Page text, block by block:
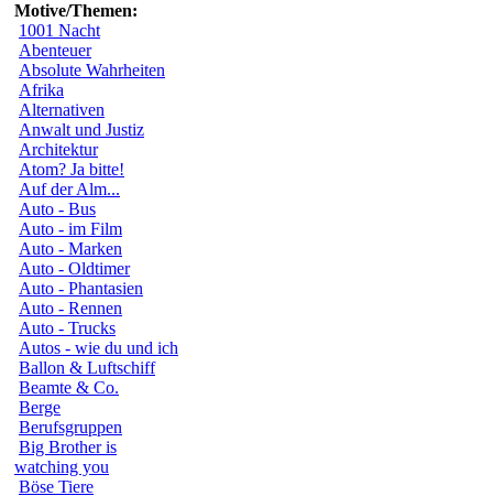
Motive/Themen:
1001 Nacht
Abenteuer
Absolute Wahrheiten
Afrika
Alternativen
Anwalt und Justiz
Architektur
Atom? Ja bitte!
Auf der Alm...
Auto - Bus
Auto - im Film
Auto - Marken
Auto - Oldtimer
Auto - Phantasien
Auto - Rennen
Auto - Trucks
Autos - wie du und ich
Ballon & Luftschiff
Beamte & Co.
Berge
Berufsgruppen
Big Brother is
watching you
Böse Tiere